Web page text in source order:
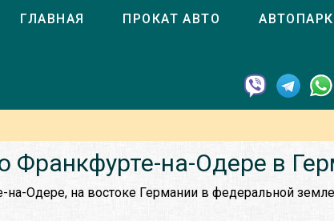
ГЛАВНАЯ ПРОКАТ АВТО АВТОПАРК
Франкфурте-на-Одере в
на-Одере, на востоке Германии в федеральной земле